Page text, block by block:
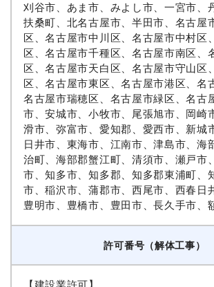
刈谷市、あま市、みよし市、一宮市、
扶桑町、北名古屋市、半田市、名古屋
区、名古屋市中川区、名古屋市中村区
区、名古屋市千種区、名古屋市南区、
区、名古屋市天白区、名古屋市守山区
区、名古屋市東区、名古屋市港区、名
名古屋市瑞穂区、名古屋市緑区、名古
市、安城市、小牧市、尾張旭市、岡崎
滑市、弥富市、愛知郡、愛西市、新城
日井市、東海市、江南市、津島市、海
治町、海部郡蟹江町、清須市、瀬戸市
市、知多市、知多郡、知多郡東浦町、
市、稲沢市、蒲郡市、西尾市、西春日
豊明市、豊橋市、豊田市、長久手市、
許可番号（解体工事）